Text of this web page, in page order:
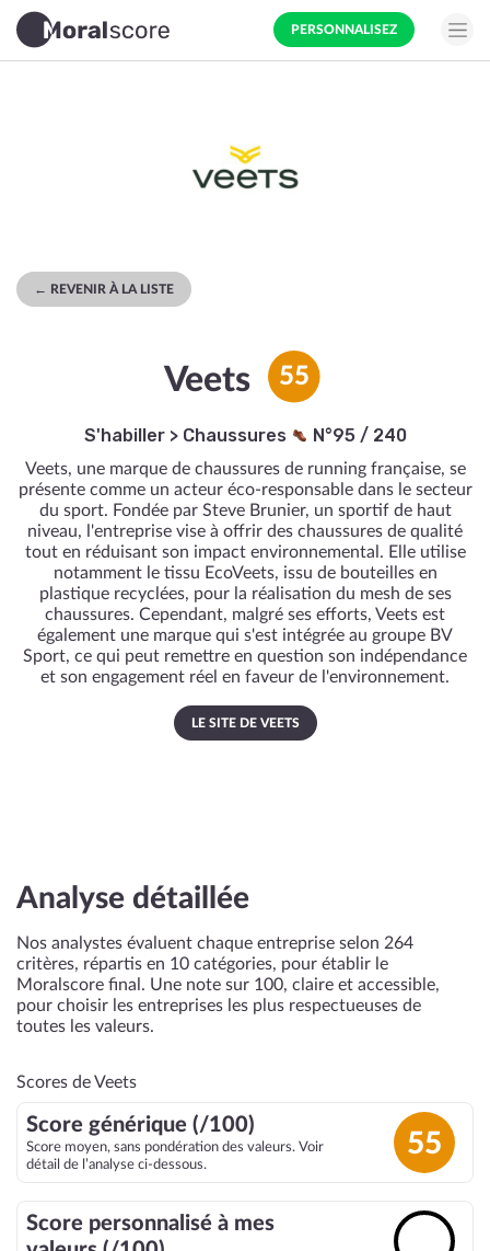
PERSONNALISEZ
← REVENIR À LA LISTE
Veets 55
S'habiller> Chaussures N°95 / 240
Veets, une marque de chaussures de running française, se
présente comme un acteur éco-responsable dans le secteur
du sport. Fondée par Steve Brunier, un sportif de haut
niveau, l'entreprise vise à offrir des chaussures de qualité
tout en réduisant son impact environnemental. Elle utilise
notamment le tissu EcoVeets, issu de bouteilles en
plastique recyclées, pour la réalisation du mesh de ses
chaussures. Cependant, malgré ses efforts, Veets est
également une marque qui s'est intégrée au groupe BV
Sport, ce qui peut remettre en question son indépendance
et son engagement réel en faveur de l'environnement.
LE SITE DE VEETS
Analyse détaillée
Nos analystes évaluent chaque entreprise selon 264
critères, répartis en 10 catégories, pour établir le
Moralscore final. Une note sur 100, claire et accessible,
pour choisir les entreprises les plus respectueuses de
toutes les valeurs.
Scores de Veets
Score générique (/100)
Score moyen, sans pondération des valeurs. Voir
détail de l’analyse ci-dessous.
55
Score personnalisé à mes